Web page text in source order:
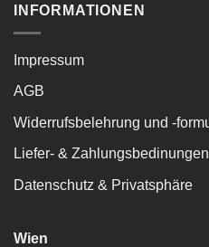
INFORMATIONEN
Impressum
AGB
Widerrufsbelehrung und -
Liefer- & Zahlungsbedinungen
Datenschutz & Privatsphäre
Wien